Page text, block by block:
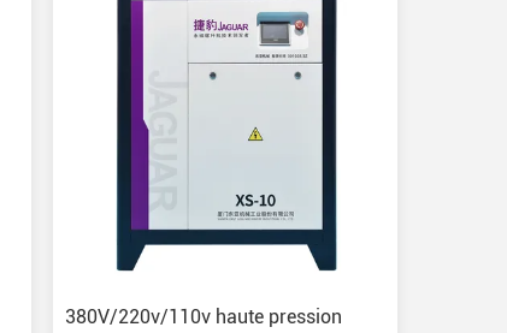
380V/220v/110v haute pression